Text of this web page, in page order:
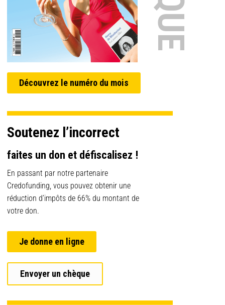
Découvrez le numéro du mois
Soutenez l’incorrect
faites un don et défiscalisez !
En passant par notre partenaire
Credofunding, vous pouvez obtenir une
réduction d’impôts de 66% du montant de
votre don.
Je donne en ligne
Envoyer un chèque